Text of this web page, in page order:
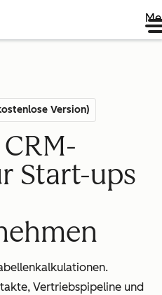
Version)
Start-ups
Vertriebspipeline und